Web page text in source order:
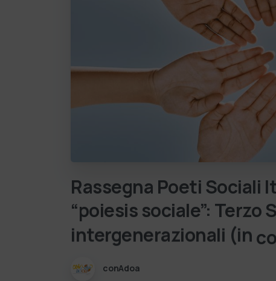
Rassegna PoetiSociali
“poiesissociale”: Terzo
intergenerazionali (in
conAdoa